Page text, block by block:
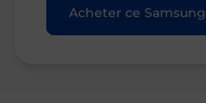
Acheter ce Samsung